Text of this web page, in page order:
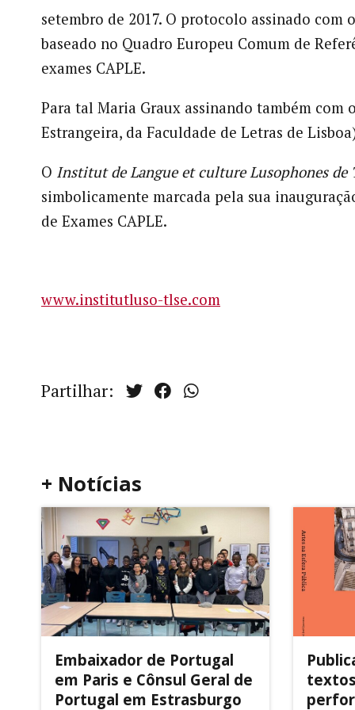
setembro de 2017. O protocolo assinado com
baseado no Quadro Europeu Comum de
exames CAPLE.
Para tal Maria Graux assinando também com
Estrangeira, da Faculdade de Letras de
O Institut de Langue et culture Lusophones de
simbolicamente marcada pela sua
de Exames CAPLE.
www.institutluso-tlse.com
Partilhar:
+ Notícias
Embaixador de Portugal
em Paris e Cônsul Geral de
Portugal em Estrasburgo